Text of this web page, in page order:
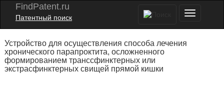
FindPatent.ru
Патентный поиск
Устройство для осуществления способа лечения
хронического парапроктита, осложненного
формированием транссфинктерных или
экстрасфинктерных свищей прямой кишки